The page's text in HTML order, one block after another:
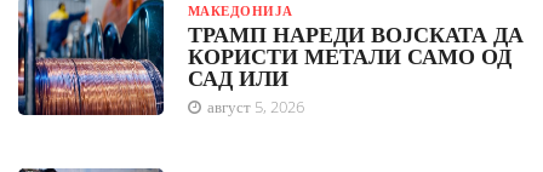
МАКЕДОНИЈА
ТРАМП НАРЕДИ ВОЈСКАТА ДА
КОРИСТИ МЕТАЛИ САМО ОД
САД ИЛИ
август 5, 2026